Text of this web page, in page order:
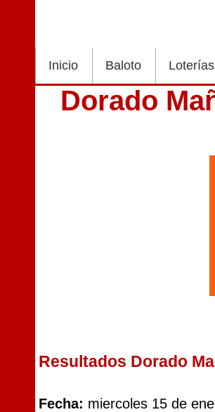
Inicio Baloto Loterías
Dorado
Resultados Dorado
Fecha: miercoles 15 de